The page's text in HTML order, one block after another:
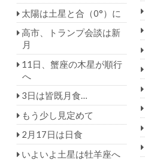
太陽は土星と合（0°）に
高市、トランプ会談は新
月
11日、蟹座の木星が順行
へ
3日は皆既月食…
もう少し見定めて
2月17日は日食
いよいよ土星は牡羊座へ